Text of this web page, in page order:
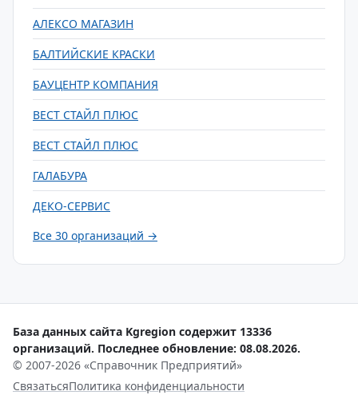
АЛЕКСО МАГАЗИН
БАЛТИЙСКИЕ КРАСКИ
БАУЦЕНТР КОМПАНИЯ
ВЕСТ СТАЙЛ ПЛЮС
ВЕСТ СТАЙЛ ПЛЮС
ГАЛАБУРА
ДЕКО-СЕРВИС
Все 30 организаций →
База данных сайта Kgregion содержит 13336
организаций. Последнее обновление: 08.08.2026.
© 2007-2026 «Справочник Предприятий»
СвязатьсяПолитика конфиденциальности